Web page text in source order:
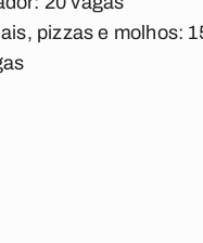
pizzas e molhos: